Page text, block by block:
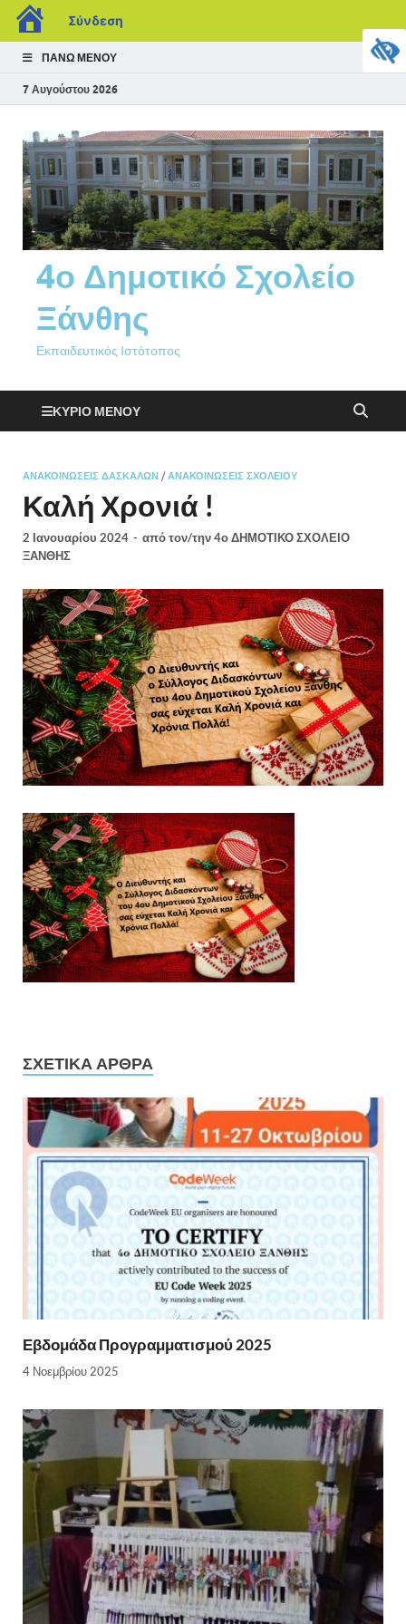
Σύνδεση
ΠΆΝΩ ΜΕΝΟΎ
7 Αυγούστου 2026
4ο Δημοτικό Σχολείο
Ξάνθης
Εκπαιδευτικός Ιστότοπος
ΚΎΡΙΟ ΜΕΝΟΎ
ΑΝΑΚΟΙΝΏΣΕΙΣ ΔΑΣΚΆΛΩΝ /ΑΝΑΚΟΙΝΏΣΕΙΣ ΣΧΟΛΕΊΟΥ
Καλή Χρονιά !
2 Ιανουαρίου 2024 - από τον/την4ο ΔΗΜΟΤΙΚΟ ΣΧΟΛΕΙΟ
ΞΑΝΘΗΣ
ΣΧΕΤΙΚΆ ΆΡΘΡΑ
Εβδομάδα Προγραμματισμού 2025
4 Νοεμβρίου 2025